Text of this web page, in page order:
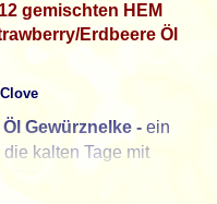
gemischten HEM
Erdbeere Öl
Gewürznelke - ein
kalten Tage mit